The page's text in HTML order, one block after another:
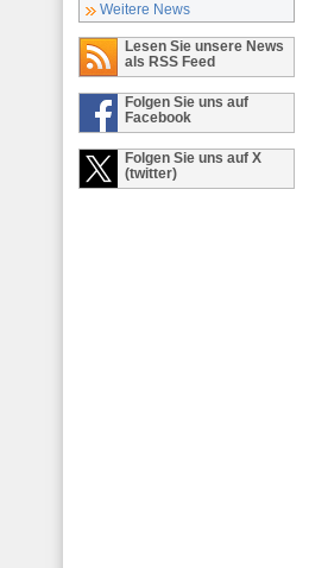
Weitere News
Lesen Sie unsere News
als RSS Feed
Folgen Sie uns auf
Facebook
Folgen Sie uns auf X
(twitter)